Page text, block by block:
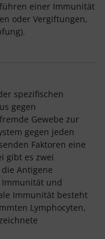
einer Immunität
oder Vergiftungen,
spezifischen
gegen
Gewebe zur
gegen jeden
Faktoren eine
gibt es zwei
Antigene
und
Immunität besteht
Lymphocyten,